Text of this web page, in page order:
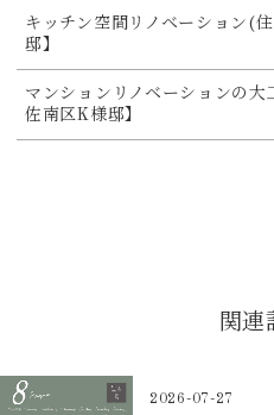
キッチン空間リノベーション(
邸】
マンションリノベーションの
佐南区K様邸】
関連
2026-07-27